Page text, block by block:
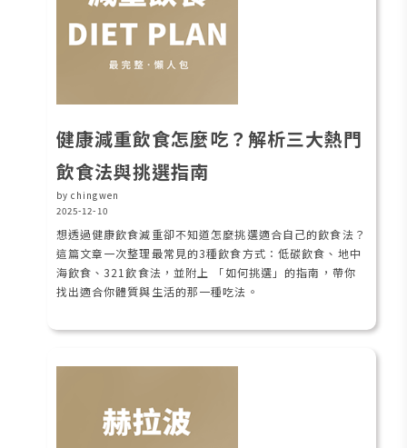
健康減重飲食怎麼吃？解析三大熱門
飲食法與挑選指南
by chingwen
2025-12-10
想透過健康飲食減重卻不知道怎麼挑選適合自己的飲食法？
這篇文章一次整理最常見的3種飲食方式：低碳飲食、地中
海飲食、321飲食法，並附上 「如何挑選」的指南，帶你
找出適合你體質與生活的那一種吃法。